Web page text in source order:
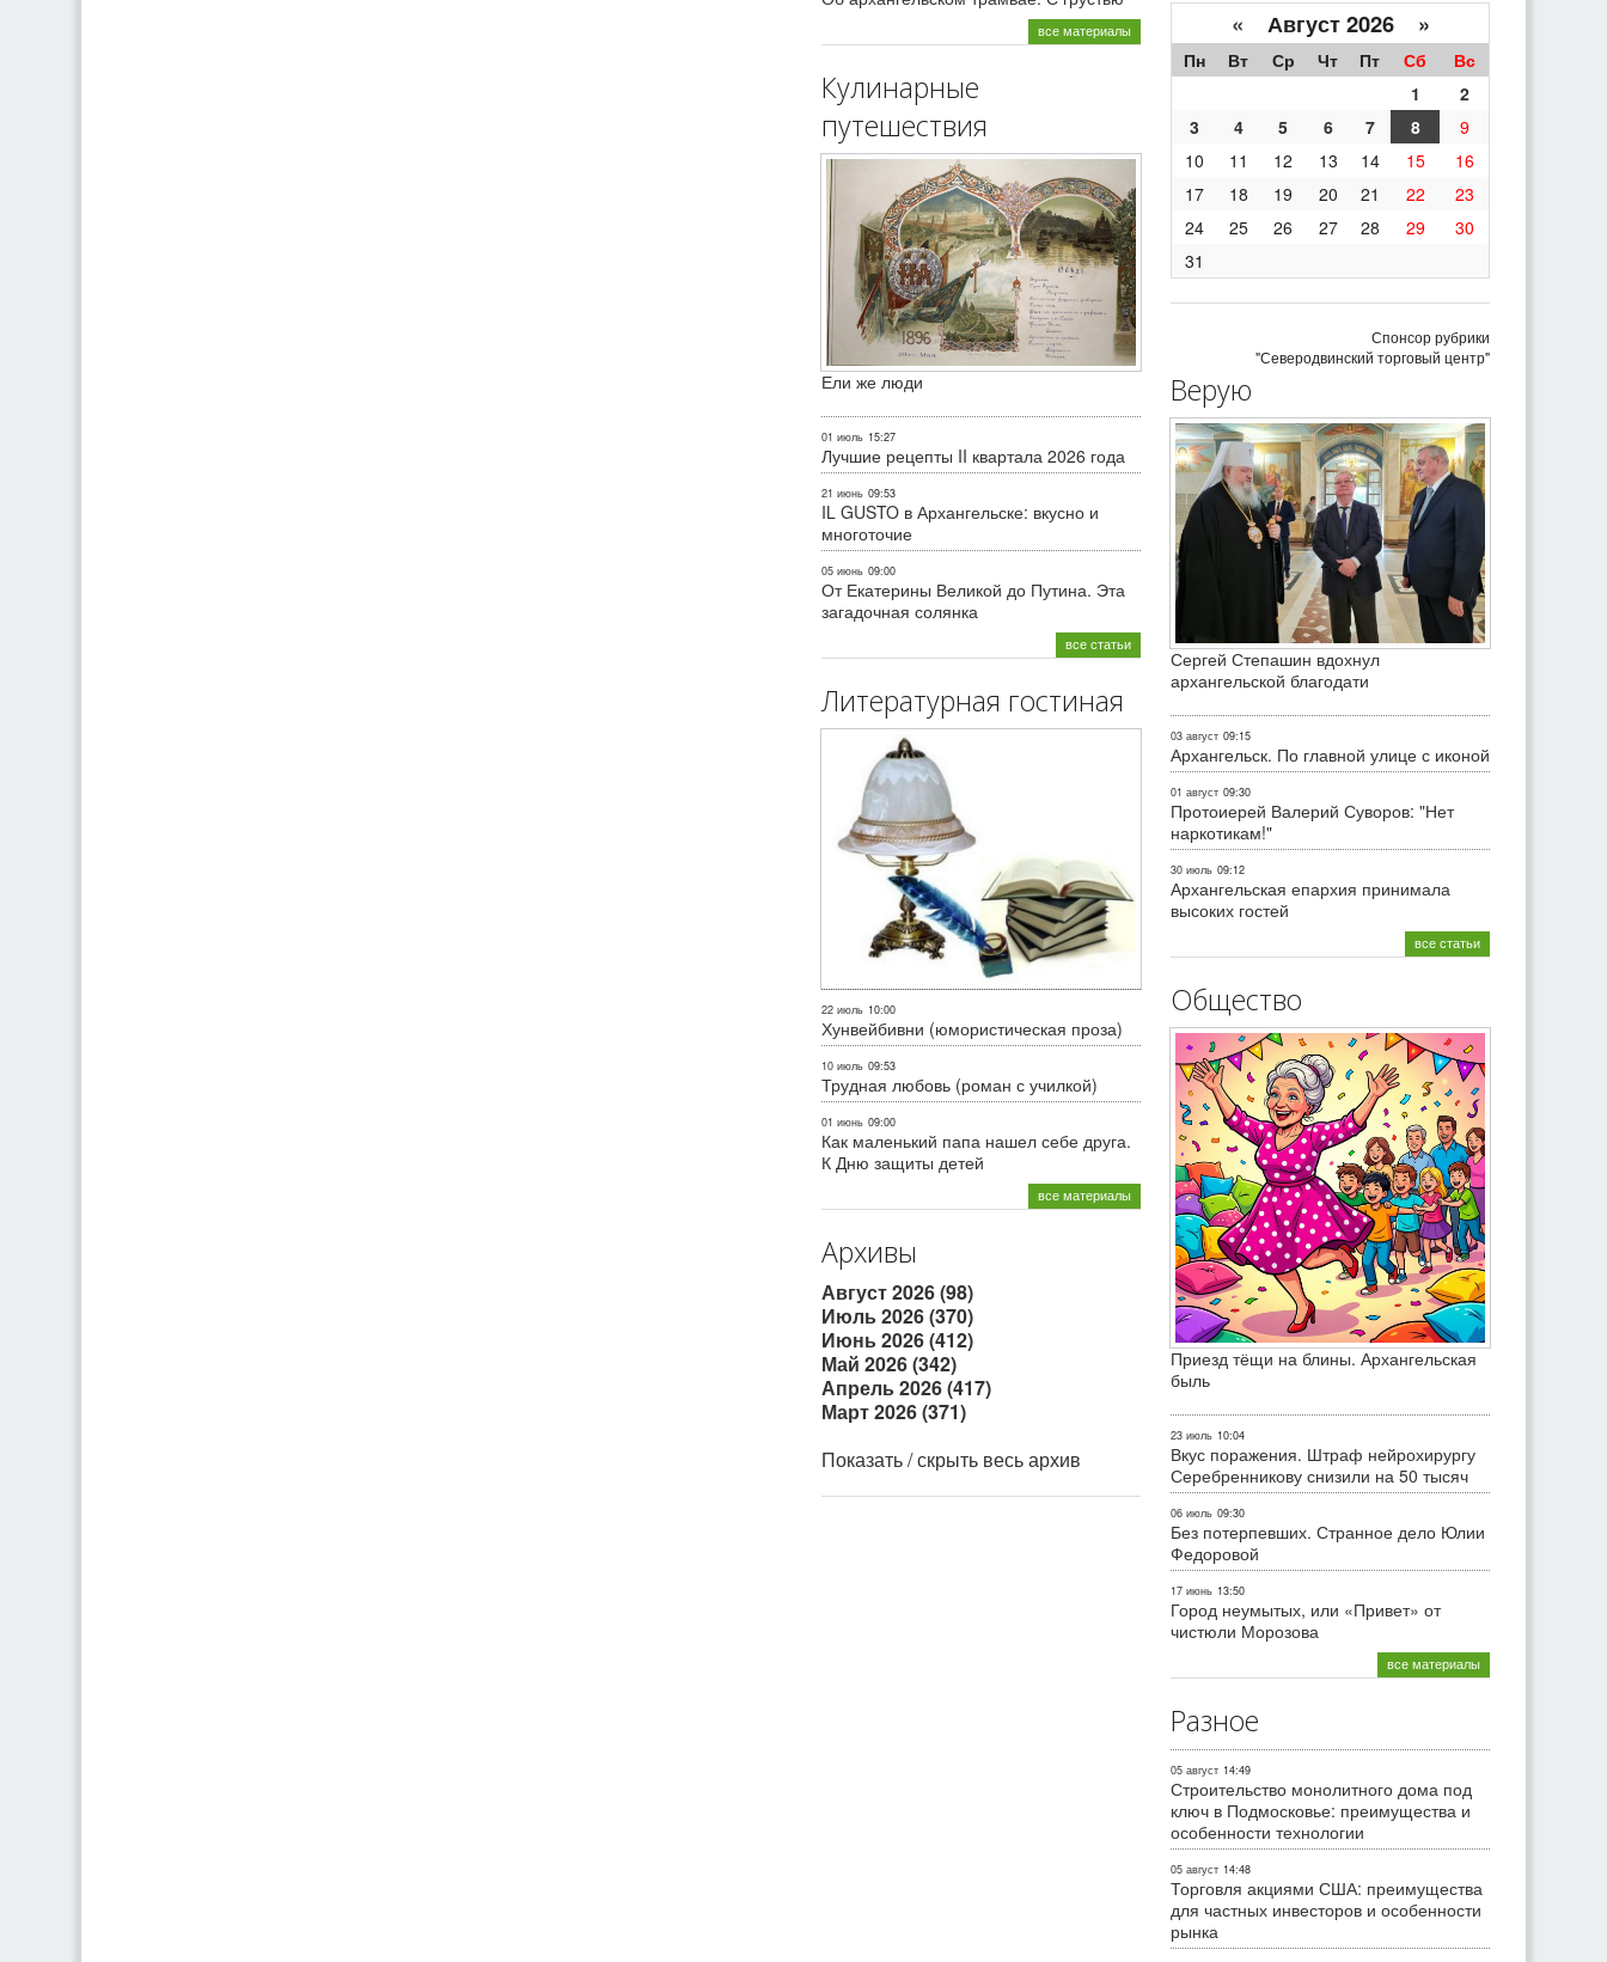
все материалы
Кулинарные
путешествия
Ели же люди
01 июль 15:27
Лучшие рецепты II квартала 2026 года
21 июнь 09:53
IL GUSTO в Архангельске: вкусно и
многоточие
05 июнь 09:00
От Екатерины Великой до Путина. Эта
загадочная солянка
все статьи
Литературная гостиная
22 июль 10:00
Хунвейбивни (юмористическая проза)
10 июль 09:53
Трудная любовь (роман с училкой)
01 июнь 09:00
Как маленький папа нашел себе друга.
К Дню защиты детей
все материалы
Архивы
Август 2026 (98)
Июль 2026 (370)
Июнь 2026 (412)
Май 2026 (342)
Апрель 2026 (417)
Март 2026 (371)
Показать / скрыть весь архив
« Август 2026 »
Пн Вт Ср Чт Пт Сб
Вс
1
2
3
4 5 6 7 8
9
10
11 12 13 14 15
16
17
18 19 20 21 22
23
24
25 26 27 28 29
30
31
Спонсор рубрики
"Северодвинский торговый центр"
Верую
Сергей Степашин вдохнул
архангельской благодати
03 август 09:15
Архангельск. По главной улице с иконой
01 август 09:30
Протоиерей Валерий Суворов: "Нет
наркотикам!"
30 июль 09:12
Архангельская епархия принимала
высоких гостей
все статьи
Общество
Приезд тёщи на блины. Архангельская
быль
23 июль 10:04
Вкус поражения. Штраф нейрохирургу
Серебренникову снизили на 50 тысяч
06 июль 09:30
Без потерпевших. Странное дело Юлии
Федоровой
17 июнь 13:50
Город неумытых, или «Привет» от
чистюли Морозова
все материалы
Разное
05 август 14:49
Строительство монолитного дома под
ключ в Подмосковье: преимущества и
особенности технологии
05 август 14:48
Торговля акциями США: преимущества
для частных инвесторов и особенности
рынка